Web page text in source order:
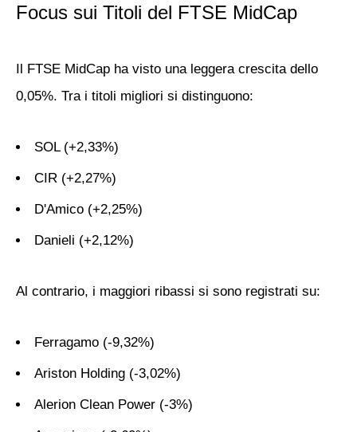
Focus sui Titoli del FTSE MidCap
Il FTSE MidCap ha visto una leggera crescita dello
0,05%. Tra i titoli migliori si distinguono:
SOL(+2,33%)
CIR (+2,27%)
D'Amico (+2,25%)
Danieli (+2,12%)
Al contrario, i maggiori ribassi si sono registrati su:
Ferragamo (-9,32%)
Ariston Holding (-3,02%)
Alerion Clean Power (-3%)